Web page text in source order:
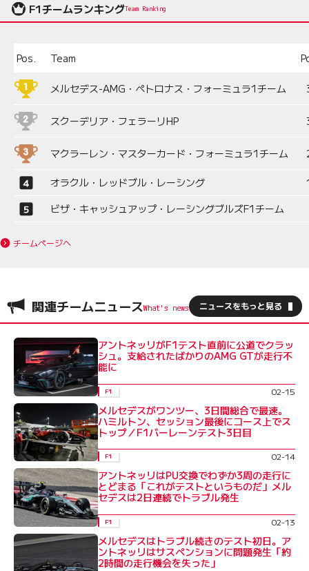
F1チームランキングTeam Ranking
Pos. Team
メルセデス-AMG・ペトロナス・フォーミュラ1チーム
スクーデリア・フェラーリHP
マクラーレン・マスターカード・フォーミュラ1チーム
オラクル・レッドブル・レーシング
ビザ・キャッシュアップ・レーシングブルズF1チーム
チームページへ
関連チームニュース ニュースをもっと見る
アントネッリがF1テスト直前に公道でクラッ
シュ。支給されたばかりのAMG GTが走行不
能に
F1 02-15
メルセデスがワンツー、3日間総合で最速。
ハミルトン、セッション最後にコース上でス
トップ／F1バーレーンテスト3日目
F1 02-14
アントネッリはPU交換でわずか3周の走行に
とどまる「これがテストというものだ」メル
セデスは2日連続でトラブル発生
F1 02-13
メルセデスはトラブル続きのテスト初日。ア
ントネッリはサスペンションに問題発生「約
2時間の走行機会を失った」